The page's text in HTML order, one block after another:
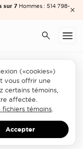
sur 7 Hommes : 514 798-
réalité
2019
(«cookies»)
vous offrir une
certains témoins,
affectée.
témoins
Accepter